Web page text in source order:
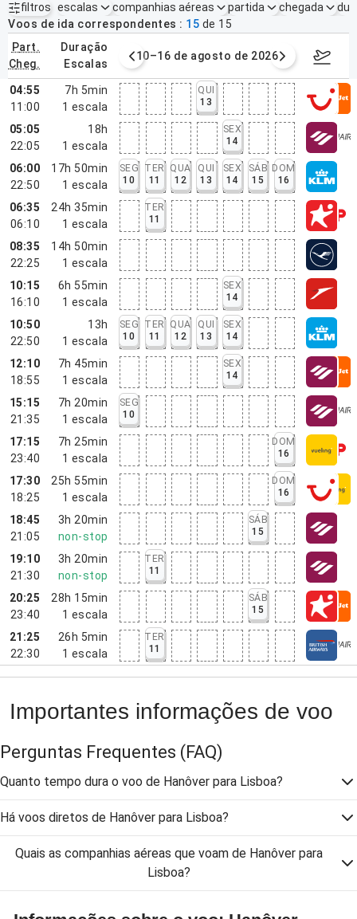
filtros
Filtros ativos nenhum
escalas companhias aéreas partida chegada
Voos de ida correspondentes
15 de 15
part.
cheg.
duração
escalas
agosto de 2026 10–16 de agosto de 2026 17–23
04:55
11:00
7h 5min
1 escala
QUI
13
05:05
22:05
18h
1 escala
SEX
14
06:00
22:50
17h 50min
1 escala
SEG
10
TER
11
QUA
12
QUI
13
SEX
14
SÁB
15
DOM
16
06:35
06:10
24h 35min
1 escala
TER
11
08:35
22:25
14h 50min
1 escala
10:15
16:10
6h 55min
1 escala
SEX
14
10:50
22:50
13h
1 escala
SEG
10
TER
11
QUA
12
QUI
13
SEX
14
12:10
18:55
7h 45min
1 escala
SEX
14
15:15
21:35
7h 20min
1 escala
SEG
10
17:15
23:40
7h 25min
1 escala
DOM
16
17:30
18:25
25h 55min
1 escala
DOM
16
18:45
21:05
3h 20min
non-stop
SÁB
15
19:10
21:30
3h 20min
non-stop
TER
11
20:25
23:40
28h 15min
1 escala
SÁB
15
21:25
22:30
26h 5min
1 escala
TER
11
Importantes informações de voo
Perguntas Frequentes (FAQ)
Quanto tempo dura o voo de Hanôver para Lisboa?
Há voos diretos de Hanôver para Lisboa?
Quais as companhias aéreas que voam de Hanôver para
Lisboa?